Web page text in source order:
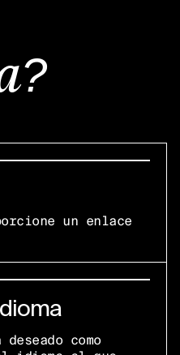
un enlace
como